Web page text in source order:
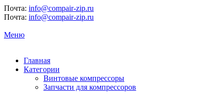
Почта: info@compair-zip.ru
Почта: info@compair-zip.ru
Меню
Главная
Категории
Винтовые компрессоры
Запчасти для компрессоров